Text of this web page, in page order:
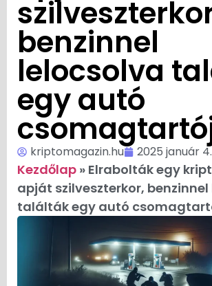
benzinnel
lelocsolva
egy autó
kriptomagazin.hu 2025 január 4.
Kezdőlap » Elrabolták egy
apját szilveszterkor,
találták egy autó